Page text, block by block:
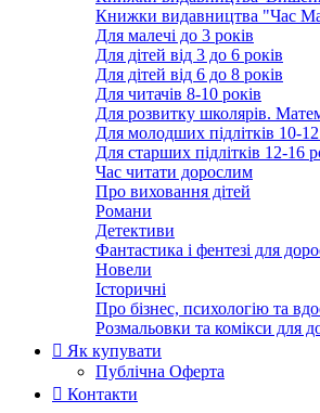
Книжки видавництва "Час
Для малечі до 3 років
Для дітей від 3 до 6 років
Для дітей від 6 до 8 років
Для читачів 8-10 років
Для розвитку школярів.
Для молодших підлітків 10-12
Для старших підлітків 12-16
Час читати дорослим
Про виховання дітей
Романи
Детективи
Фантастика і фентезі для
Новели
Історичні
Про бізнес, психологію та
Розмальовки та комікси для
Як купувати
Публічна Оферта
Контакти